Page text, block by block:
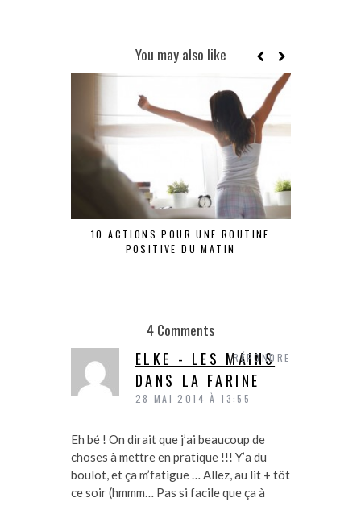
You may also like
10 ACTIONS POUR UNE ROUTINE
POSITIVE DU MATIN
4 Comments
ELKE - LES MAINS
DANS LA FARINE
28 MAI 2014 À 13:55
Eh bé ! On dirait que j’ai beaucoup de
choses à mettre en pratique !!! Y’a du
boulot, et ça m’fatigue … Allez, au lit + tôt
ce soir (hmmm… Pas si facile que ça à
RÉPONDRE